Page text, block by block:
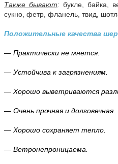
Также бывают: букле, байка,
сукно, фетр, фланель, твид,
Положительные качества
— Практически не мнется.
— Устойчива к загрязнениям.
— Хорошо выветриваются
— Очень прочная и долговечная.
— Хорошо сохраняет тепло.
— Ветронепроницаема.